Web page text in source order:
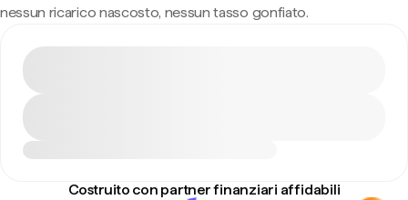
nessun ricarico nascosto, nessun tasso gonfiato.
Costruito con partner finanziari affidabili